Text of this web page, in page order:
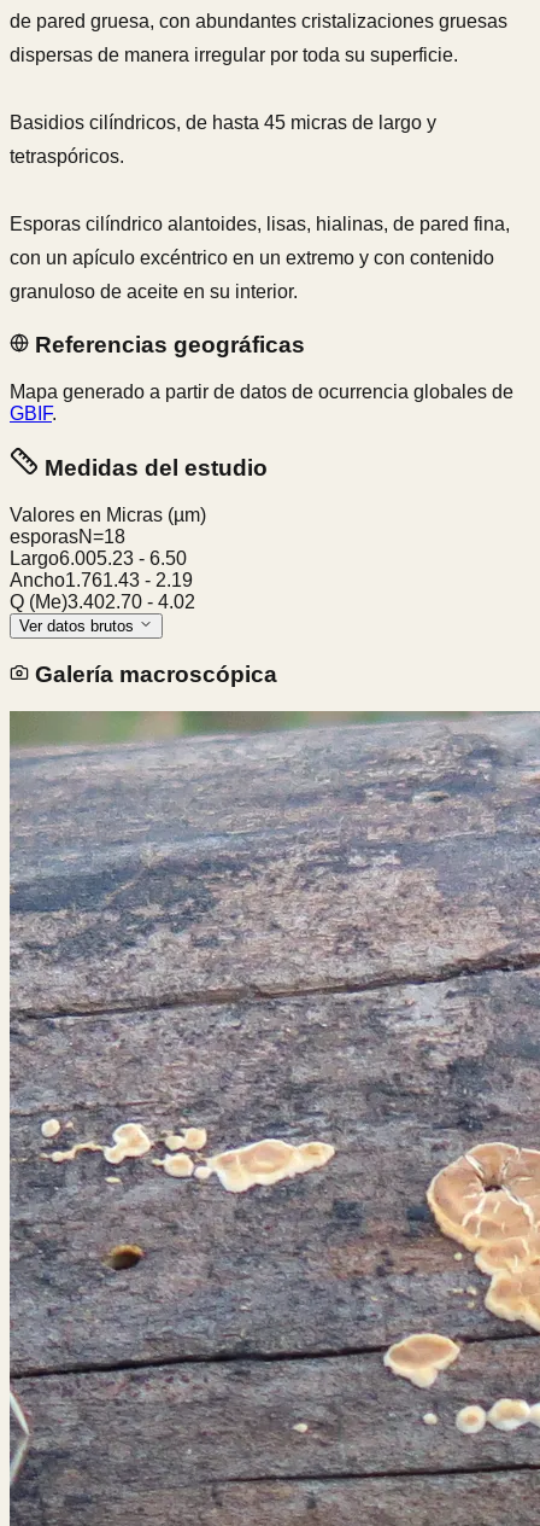
de pared gruesa, con abundantes cristalizaciones gruesas
dispersas de manera irregular por toda su superficie.
Basidios cilíndricos, de hasta 45 micras de largo y
tetraspóricos.
Esporas cilíndrico alantoides, lisas, hialinas, de pared fina,
con un apículo excéntrico en un extremo y con contenido
granuloso de aceite en su interior.
Referencias geográficas
Mapa generado a partir de datos de ocurrencia globales de
GBIF.
Medidas del estudio
Valores en Micras (µm)
esporasN=18
Largo6.005.23 - 6.50
Ancho1.761.43 - 2.19
Q (Me)3.402.70 - 4.02
Ver datos brutos
Galería macroscópica